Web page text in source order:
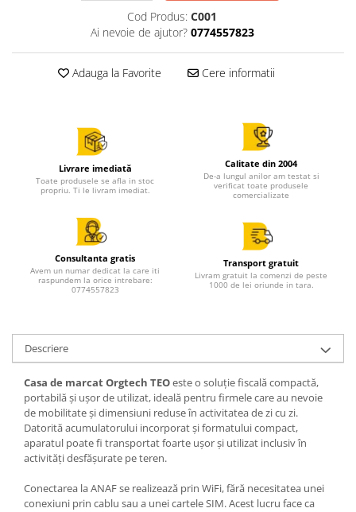
Cod Produs: C001
Ai nevoie de ajutor? 0774557823
Adauga la Favorite Cere informatii
Livrare imediată
Toate produsele se afla in stoc
propriu. Ti le livram imediat.
Calitate din 2004
De-a lungul anilor am testat si
verificat toate produsele
comercializate
Consultanta gratis
Avem un numar dedicat la care iti
raspundem la orice intrebare:
0774557823
Transport gratuit
Livram gratuit la comenzi de peste
1000 de lei oriunde in tara.
Descriere
Casa de marcat Orgtech TEOeste o soluție fiscală compactă,
portabilă și ușor de utilizat, ideală pentru firmele care au nevoie
de mobilitate și dimensiuni reduse în activitatea de zi cu zi.
Datorită acumulatorului incorporat și formatului compact,
aparatul poate fi transportat foarte ușor și utilizat inclusiv în
activități desfășurate pe teren.
Conectarea la ANAF se realizează prin WiFi, fără necesitatea unei
conexiuni prin cablu sau a unei cartele SIM. Acest lucru face ca